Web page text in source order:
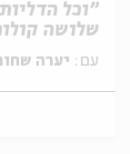
״וכל
שלושה
עם: יערה